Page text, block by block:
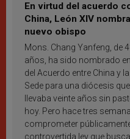
En virtud del acuerdo
China, León XIV
nuevo obispo
Mons. Chang Yanfeng, de
años, ha sido nombrado
del Acuerdo entre China y
Sede para una diócesis que
llevaba veinte años sin
hoy. Pero hace tres
comprometer
controvertida ley que